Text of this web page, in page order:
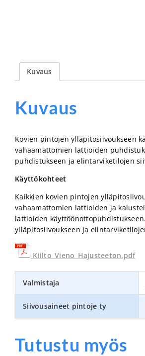
Kuvaus
Kuvaus
Kovien pintojen ylläpitosiivoukseen
vahaamattomien lattioiden
puhdistukseen ja elintarviketilojen
Käyttökohteet
Kaikkien kovien pintojen
vahaamattomien lattioiden ja
lattioiden
ylläpitosiivoukseen ja
Kiilto_Vieno_Hajusteeton.pdf
Valmistaja
Siivousaineet pintoje ty
Tutustu myös